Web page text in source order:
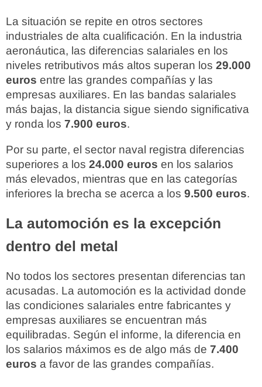
La situación se repite en otros sectores
industriales de alta cualificación. En la industria
aeronáutica, las diferencias salariales en los
niveles retributivos más altos superan los 29.000
euros entre las grandes compañías y las
empresas auxiliares. En las bandas salariales
más bajas, la distancia sigue siendo significativa
y ronda los 7.900 euros.
Por su parte, el sector naval registra diferencias
superiores a los 24.000 euros en los salarios
más elevados, mientras que en las categorías
inferiores la brecha se acerca a los 9.500 euros.
La automoción es la excepción
dentro del metal
No todos los sectores presentan diferencias tan
acusadas. La automoción es la actividad donde
las condiciones salariales entre fabricantes y
empresas auxiliares se encuentran más
equilibradas. Según el informe, la diferencia en
los salarios máximos es de algo más de 7.400
euros a favor de las grandes compañías.